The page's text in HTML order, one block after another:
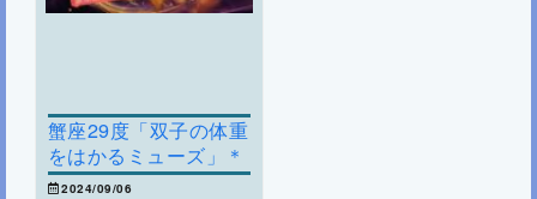
蟹座29度「双子の体重
をはかるミューズ」＊
天秤を上から見下ろす
2024/09/06